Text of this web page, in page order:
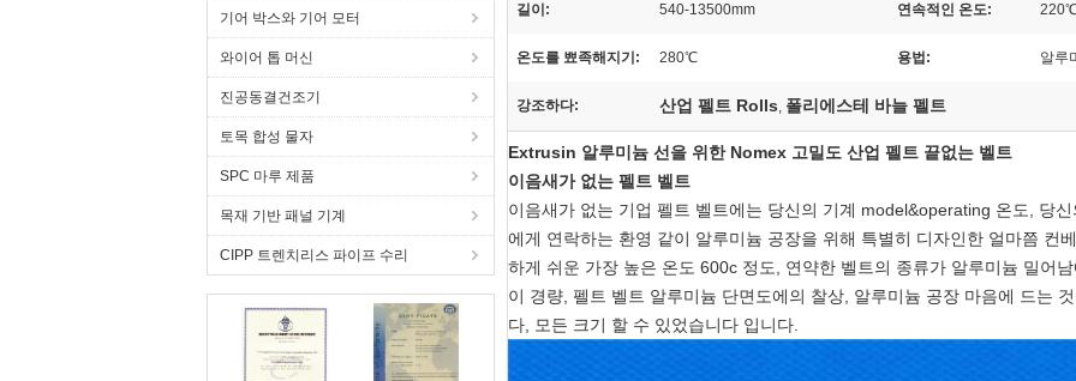
기어 박스와 기어 모터
와이어 톱 머신
진공동결건조기
토목 합성 물자
SPC 마루 제품
목재 기반 패널 기계
CIPP 트렌치리스 파이프 수리
길이: 540-13500mm 연속적인 온도:
온도를 뾰족해지기: 280℃ 용법: 알루
강조하다: 산업 펠트 Rolls, 폴리에스테 바늘 펠트
Extrusin 알루미늄 선을 위한 Nomex 고밀도 산업 펠트 끝없는 벨트
이음새가 없는 펠트 벨트
이음새가 없는 기업 펠트 벨트에는 당신의 기계 model&operating 온도, 당
에게 연락하는 환영 같이 알루미늄 공장을 위해 특별히 디자인한 얼마쯤 컨
하게 쉬운 가장 높은 온도 600c 정도, 연약한 벨트의 종류가 알루미늄 밀어
이 경량, 펠트 벨트 알루미늄 단면도에의 찰상, 알루미늄 공장 마음에 드는
다, 모든 크기 할 수 있었습니다 입니다.